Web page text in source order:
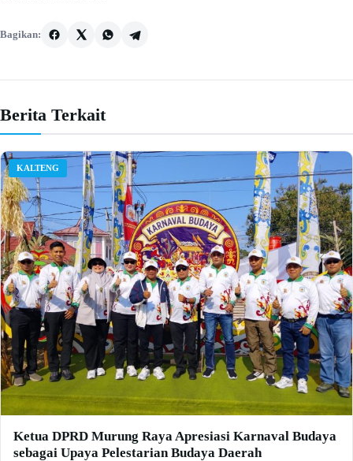
Bagikan:
Berita Terkait
KALTENG
Ketua DPRD Murung Raya Apresiasi Karnaval Budaya
sebagai Upaya Pelestarian Budaya Daerah